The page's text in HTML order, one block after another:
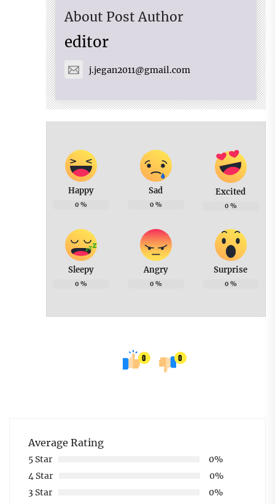
About Post Author
editor
j.jegan2011@gmail.com
Happy
0 %
Sad
0 %
Excited
0 %
Sleepy
0 %
Angry
0 %
Surprise
0 %
0 0
Average Rating
5 Star
0%
4 Star
0%
3 Star
0%